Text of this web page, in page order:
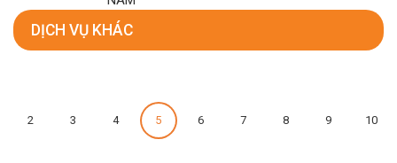
DỊCH VỤ KHÁC
2 3 4 5 6 7 8 9 10